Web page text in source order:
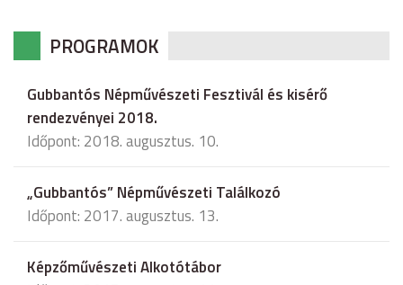
PROGRAMOK
Gubbantós Népművészeti Fesztivál és kisérő
rendezvényei 2018.
Időpont: 2018. augusztus. 10.
„Gubbantós” Népművészeti Találkozó
Időpont: 2017. augusztus. 13.
Képzőművészeti Alkotótábor